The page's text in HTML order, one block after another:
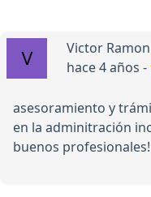
Victor
hace 4 años -
asesoramiento y
en la adminitración
buenos